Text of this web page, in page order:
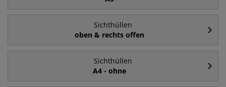
Sichthüllen
oben & rechts offen
Sichthüllen
A4 - ohne